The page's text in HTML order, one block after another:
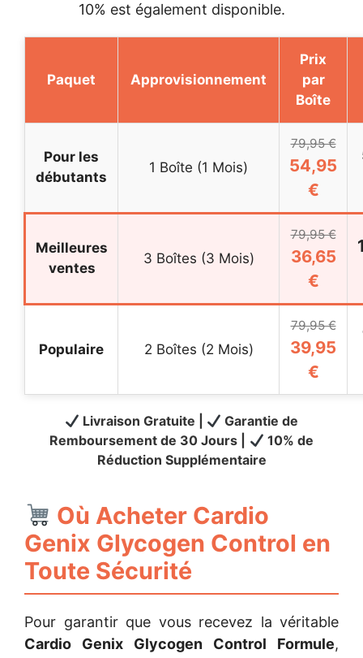
10% est également disponible.
Paquet Approvisionnement
Prix
par
Boîte
Pour les
débutants
1 Boîte (1 Mois)
79,95 €
54,95
€
Meilleures
ventes
3 Boîtes (3 Mois)
79,95 €
36,65
€
Populaire 2 Boîtes (2 Mois)
79,95 €
39,95
€
Livraison Gratuite |
Garantie de
Remboursement de 30 Jours |
10% de
Réduction Supplémentaire
Où Acheter Cardio
Genix Glycogen Control en
Toute Sécurité
Pour garantir que vous recevez la véritable
Cardio Genix Glycogen Control Formule,